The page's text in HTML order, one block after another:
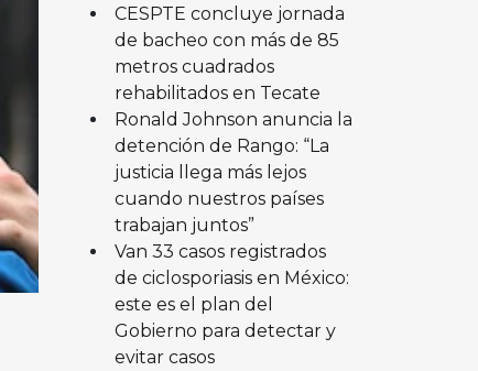
CESPTE concluye jornada
de bacheo con más de 85
metros cuadrados
rehabilitados en Tecate
Ronald Johnson anuncia la
detención de Rango: “La
justicia llega más lejos
cuando nuestros países
trabajan juntos”
Van 33 casos registrados
de ciclosporiasis en México:
este es el plan del
Gobierno para detectar y
evitar casos